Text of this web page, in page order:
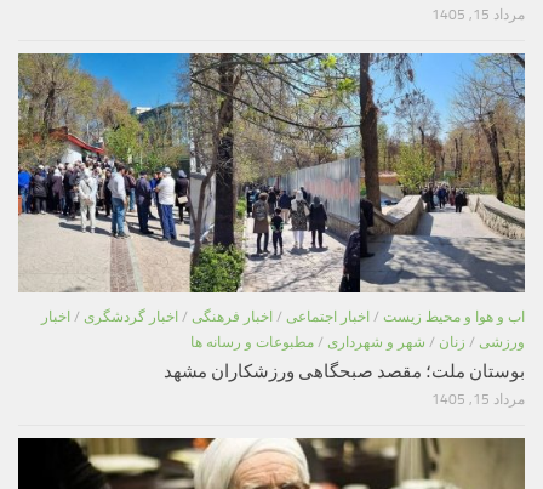
مرداد 15, 1405
اب و هوا و محیط زیست / اخبار اجتماعی / اخبار فرهنگی / اخبار گردشگری / اخبار
ورزشی / زنان / شهر و شهرداری / مطبوعات و رسانه ها
بوستان ملت؛ مقصد صبحگاهی ورزشکاران مشهد
مرداد 15, 1405